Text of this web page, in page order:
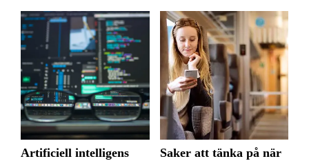
Artificiell intelligens
Saker att tänka på när